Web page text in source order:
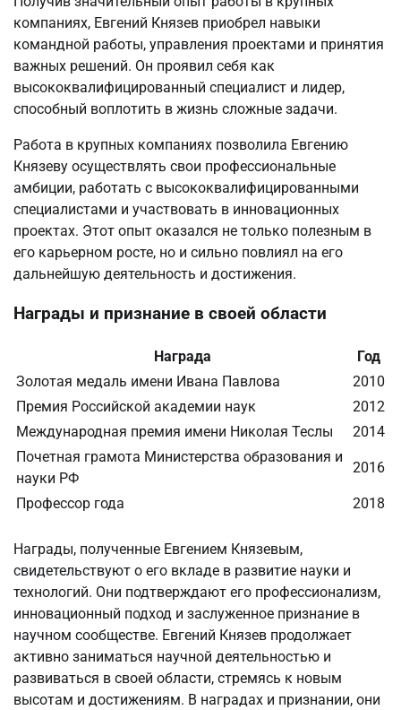
компаниях, Евгений Князев приобрел навыки
командной работы, управления проектами и принятия
важных решений. Он проявил себя как
высококвалифицированный специалист и лидер,
способный воплотить в жизнь сложные задачи.
Работа в крупных компаниях позволила Евгению
Князеву осуществлять свои профессиональные
амбиции, работать с высококвалифицированными
специалистами и участвовать в инновационных
проектах. Этот опыт оказался не только полезным в
его карьерном росте, но и сильно повлиял на его
дальнейшую деятельность и достижения.
Награды и признание в своей области
Награда
Год
Золотая медаль имени Ивана Павлова
2010
Премия Российской академии наук
2012
Международная премия имени Николая Теслы
2014
Почетная грамота Министерства образования и
науки РФ
2016
Профессор года 2018
Награды, полученные Евгением Князевым,
свидетельствуют о его вкладе в развитие науки и
технологий. Они подтверждают его профессионализм,
инновационный подход и заслуженное признание в
научном сообществе. Евгений Князев продолжает
активно заниматься научной деятельностью и
развиваться в своей области, стремясь к новым
высотам и достижениям. В наградах и признании, они